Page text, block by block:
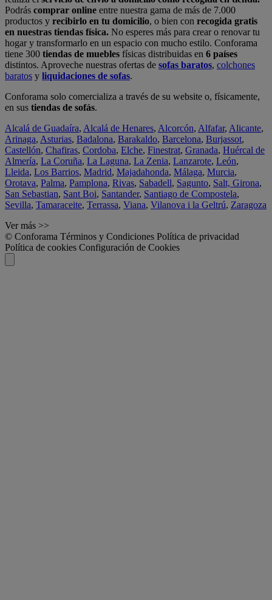
Podrás comprar online entre nuestra gama de más de 7.000
productos y recibirlo en tu domicilio, o bien con recogida gratis
en nuestras tiendas física. No esperes más para crear o renovar tu
hogar y transformarlo en un espacio con mucho estilo. Conforama
tiene 300 tiendas de muebles físicas distribuidas en 6 países
distintos. Aproveche nuestras ofertas de sofas baratos, colchones
baratos y liquidaciones de sofas.
Conforama solo comercializa a través de su website o, físicamente,
en sus tiendas de sofás.
Alcalá de Guadaíra, Alcalá de Henares, Alcorcón, Alfafar, Alicante,
Arinaga, Asturias, Badalona, Barakaldo, Barcelona, Burjassot,
Castellón, Chafiras, Cordoba, Elche, Finestrat, Granada, Huércal de
Almería, La Coruña, La Laguna, La Zenia, Lanzarote, León,
Lleida, Los Barrios, Madrid, Majadahonda, Málaga, Murcia,
Orotava, Palma, Pamplona, Rivas, Sabadell, Sagunto, Salt, Girona,
San Sebastian, Sant Boi, Santander, Santiago de Compostela,
Sevilla, Tamaraceite, Terrassa, Viana, Vilanova i la Geltrú, Zaragoza
Ver más >>
© Conforama Términos y Condiciones Política de privacidad
Política de cookies Configuración de Cookies